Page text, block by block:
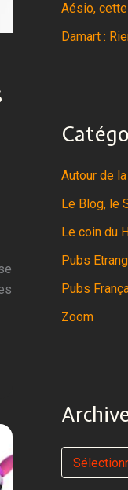
Aésio,
Damart :
Autour de
Le Blog, le
Le coin du
Pubs
Pubs
Zoom
A